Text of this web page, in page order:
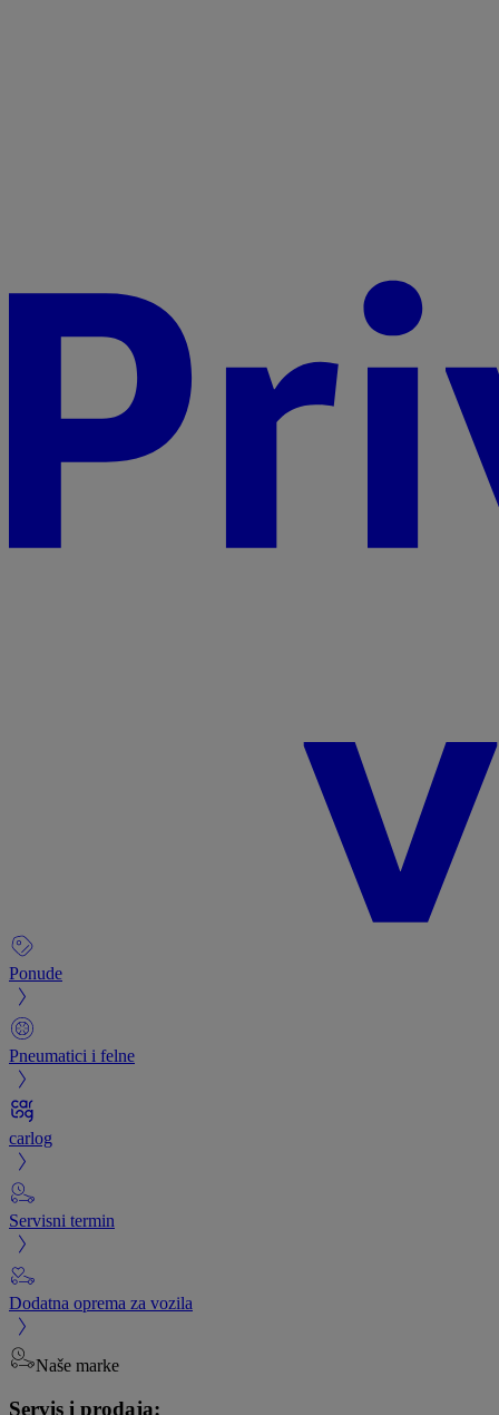
Ponude
Pneumatici i felne
carlog
Servisni termin
Dodatna oprema za vozila
Naše marke
Servis i prodaja: